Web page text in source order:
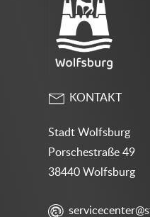
KONTAKT
Stadt Wolfsburg
Porschestraße 49
38440 Wolfsburg